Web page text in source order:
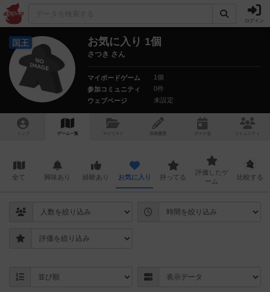
ログイン
国王 お気に入り 1個
さつき さん
マイボードゲーム
1個
参加コミュニティ
0件
ウェブページ
未設定
トップ ゲーム一覧 マイリスト 投稿履歴 ボ ドゲ コミュニティ
全て 興味あり 経験あり お気に入り 持ってる
評価したゲ
ーム
比較する